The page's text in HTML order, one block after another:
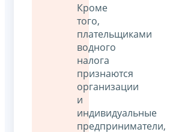
Кроме
того,
плательщиками
водного
налога
признаются
организации
и
индивидуальные
предприниматели,